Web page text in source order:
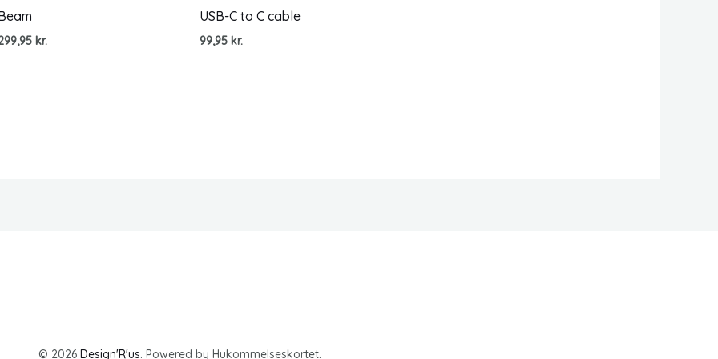
kr.
USB-C to C cable
99,95 kr.
© 2026 Design'R'us. Powered by Hukommelseskortet.